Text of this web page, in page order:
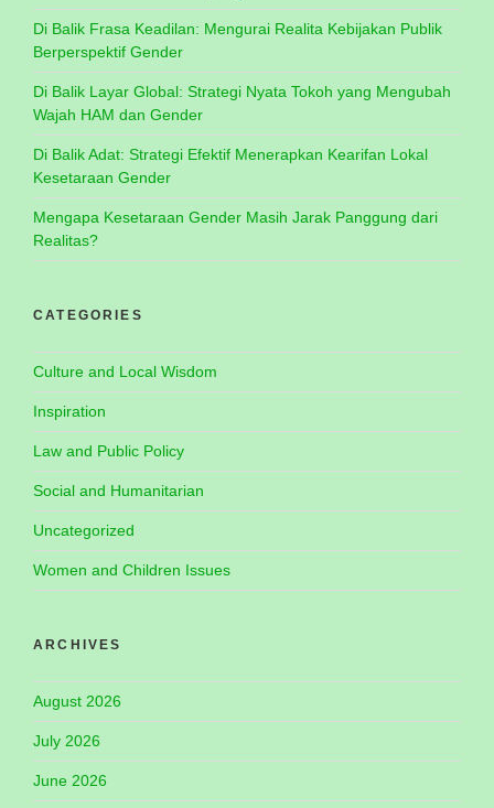
Di Balik Frasa Keadilan: Mengurai Realita Kebijakan Publik
Berperspektif Gender
Di Balik Layar Global: Strategi Nyata Tokoh yang Mengubah
Wajah HAM dan Gender
Di Balik Adat: Strategi Efektif Menerapkan Kearifan Lokal
Kesetaraan Gender
Mengapa Kesetaraan Gender Masih Jarak Panggung dari
Realitas?
CATEGORIES
Culture and Local Wisdom
Inspiration
Law and Public Policy
Social and Humanitarian
Uncategorized
Women and Children Issues
ARCHIVES
August 2026
July 2026
June 2026